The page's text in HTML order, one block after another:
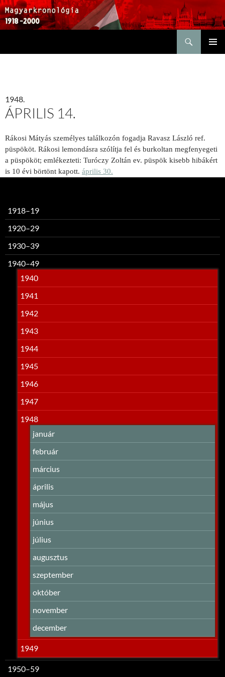
1948.
ÁPRILIS 14.
Rákosi Mátyás személyes találkozón fogadja Ravasz László ref.
püspököt. Rákosi lemondásra szólítja fel és burkoltan megfenyegeti
a püspököt; emlékezteti: Turóczy Zoltán ev. püspök kisebb hibákért
is 10 évi börtönt kapott. április 30.
1918–19
1920–29
1930–39
1940–49
1940
1941
1942
1943
1944
1945
1946
1947
1948
január
február
március
április
május
június
július
augusztus
szeptember
október
november
december
1949
1950–59